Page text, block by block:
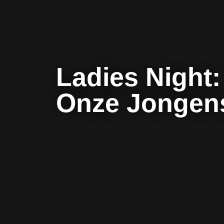
Ladies Night:
Onze